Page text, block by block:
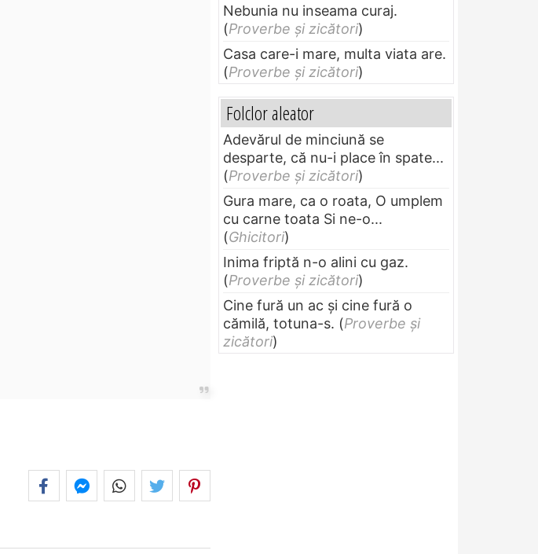
Nebunia nu inseama curaj.
(Proverbe și zicători)
Casa care-i mare, multa viata are.
(Proverbe și zicători)
Folclor aleator
Adevărul de minciună se
desparte, că nu-i place în spate...
(Proverbe și zicători)
Gura mare, ca o roata, O umplem
cu carne toata Si ne-o...
(Ghicitori)
Inima friptă n-o alini cu gaz.
(Proverbe și zicători)
Cine fură un ac şi cine fură o
cămilă, totuna-s. (Proverbe și
zicători)